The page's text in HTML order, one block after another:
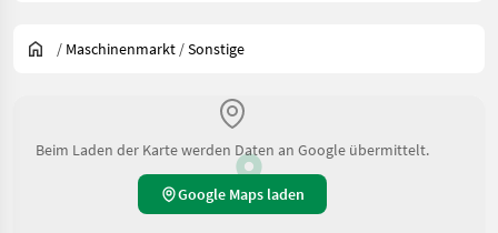
/ Maschinenmarkt /Sonstige
Beim Laden der Karte werden Daten an Google übermittelt.
Google Maps laden